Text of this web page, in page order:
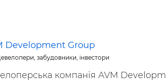
Development Group
забудовники, інвестори
компанія AVM